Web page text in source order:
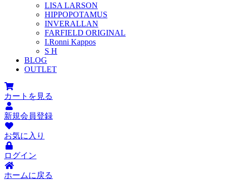
LISA LARSON
HIPPOPOTAMUS
INVERALLAN
FARFIELD ORIGINAL
I.Ronni Kappos
S H
BLOG
OUTLET
カートを見る
新規会員登録
お気に入り
ログイン
ホームに戻る